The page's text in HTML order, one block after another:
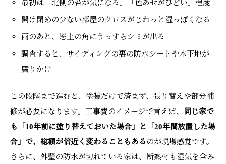
最初は「北側の苔が気になる」「色あせがひどい」程度
開け閉めの少ない部屋のクロスがじわっと湿っぽくなる
雨のあと、窓上の角にうっすらシミが出る
調査すると、サイディングの裏の防水シートや木下地が
腐りかけ
この段階まで進むと、塗装だけで済まず、張り替えや部分補
修が必要になります。工事費のイメージで言えば、
同じ家で
も「10年前に塗り替えておいた場合」と「20年間放置した場
合」で、総額が倍近く変わることもある のが現場感覚です。
さらに、外壁の防水が切れている家は、断熱材も湿気を含み